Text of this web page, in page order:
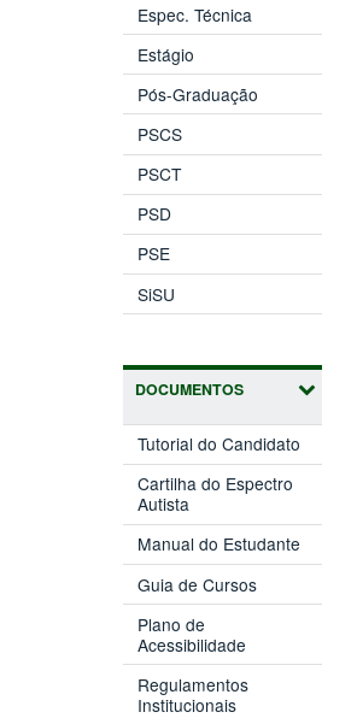
Espec. Técnica
Estágio
Pós-Graduação
PSCS
PSCT
PSD
PSE
SiSU
DOCUMENTOS
Tutorial do Candidato
Cartilha do Espectro
Autista
Manual do Estudante
Guia de Cursos
Plano de
Acessibilidade
Regulamentos
Institucionais